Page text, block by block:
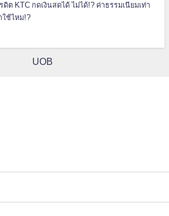
ดิต KTC กดเงินสดได้ ไม่ได้!? ค่าธรรมเนียมเท่า
ใช้ไหม!?